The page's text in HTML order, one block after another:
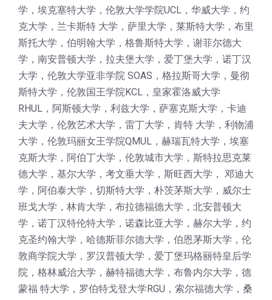
学，埃克塞特大学，伦敦大学学院UCL，华威大学，约
克大学，兰卡斯特 大学，萨里大学，莱斯特大学，布里
斯托大学，伯明翰大学，格鲁斯特大学，谢菲尔德大
学，南安普顿大学，拉夫堡大学，爱丁堡大学，诺丁汉
大学，伦敦大学亚非学院 SOAS，格拉斯哥大学，曼彻
斯特大学，伦敦国王学院KCL，皇家霍洛威大学
RHUL，阿斯顿大学，利兹大学，萨塞克斯大学，卡迪
夫大学，伦敦艺术大学，雷丁大学，肯特 大学，利物浦
大学，伦敦玛丽女王学院QMUL，赫瑞瓦特大学，埃塞
克斯大学，阿伯丁大学，伦敦城市大学，斯特拉思克莱
德大学，基尔大学，考文垂大学，斯旺西大学， 邓迪大
学，阿伯泰大学，切斯特大学，朴茨茅斯大学，威尔士
班戈大学，林肯大学，布拉德福德大学，北安普顿大
学，诺丁汉特伦特大学，诺森比亚大学，赫尔大学，约
克圣约翰大学，哈德斯菲尔德大学，伯恩茅斯大学，伦
敦商学院大学，罗汉普顿大学，爱丁堡玛格丽特皇后学
院，格林威治大学，赫特福德大学，布鲁内尔大学，德
蒙福 特大学，罗伯特戈登大学RGU，索尔福德大学，桑